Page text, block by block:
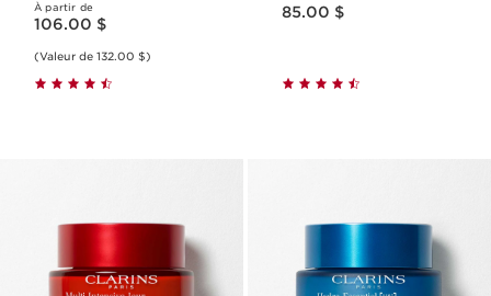
À partir de
Nouveau prix 106.00 $
106.00 $
(Valeur de 132.00 $)
85.00 $